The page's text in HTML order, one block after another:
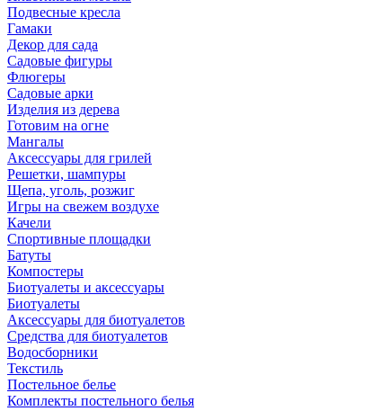
Подвесные кресла
Гамаки
Декор для сада
Садовые фигуры
Флюгеры
Садовые арки
Изделия из дерева
Готовим на огне
Мангалы
Аксессуары для грилей
Решетки, шампуры
Щепа, уголь, розжиг
Игры на свежем воздухе
Качели
Спортивные площадки
Батуты
Компостеры
Биотуалеты и аксессуары
Биотуалеты
Аксессуары для биотуалетов
Средства для биотуалетов
Водосборники
Текстиль
Постельное белье
Комплекты постельного белья